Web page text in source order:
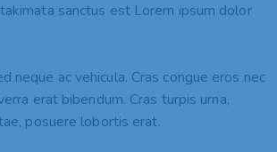
sanctus est Lorem ipsum dolor
neque ac vehicula. Cras congue eros nec
erat bibendum. Cras turpis urna,
posuere lobortis erat.